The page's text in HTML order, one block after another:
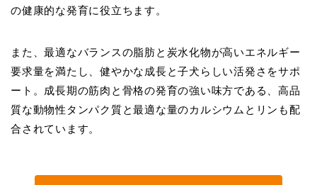
の健康的な発育に役立ちます。
また、最適なバランスの脂肪と炭水化物が高いエネルギー
要求量を満たし、健やかな成長と子犬らしい活発さをサポ
ート。成長期の筋肉と骨格の発育の強い味方である、高品
質な動物性タンパク質と最適な量のカルシウムとリンも配
合されています。